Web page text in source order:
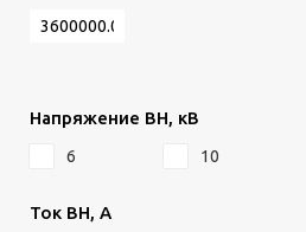
Напряжение ВН, кВ
6 10
Ток ВН, А